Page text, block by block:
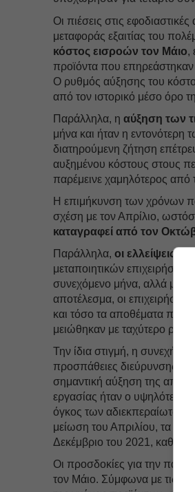
Οι πιέσεις στις
μεταφοράς εξαιτίας του
κόστος εισροών τον Μάιο,
προϊόντα που επηρεάστηκαν
Ο ρυθμός αύξησης του
από τον ιστορικό μέσο όρο
Παράλληλα, ηαύξηση των
μήνα και ήταν η εντονότερη
διατηρούμενη ζήτηση
αυξημένου κόστους στους
παρέμεινε χαμηλότερος από
Η επιμήκυνση των χρόνων
σχέση με τον Απρίλιο,
καταγραφεί από τον
Παράλληλα,οι ελλείψεις
μεταποιητικών
συνεχόμενο μήνα, αλλά με
αποτέλεσμα, οι
και τόσο τα αποθέματα
μειώθηκαν με ταχύτερο
Την ίδια στιγμή, η συνεχής
προσπάθειες διεύρυνσης
σημαντική αύξηση της
εργασίας ήταν ο
όγκος των αδιεκπεραίωτων
μείωση του Απριλίου, τα
Δεκέμβριο του 2021, καθώς
Οι προσδοκίες για την
τον Μάιο. Σύμφωνα με τις